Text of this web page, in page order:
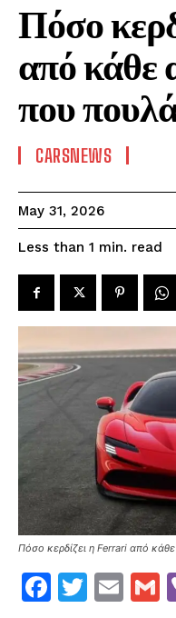
Πόσο
από κάθε
που
CARSNEWS
May 31, 2026
Less than 1 min. read
Πόσο κερδίζει η Ferrari από
F T E